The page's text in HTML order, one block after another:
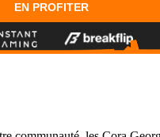
EN PROFITER